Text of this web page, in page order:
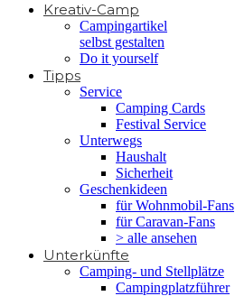
Kreativ-Camp
Campingartikel
selbst gestalten
Do it yourself
Tipps
Service
Camping Cards
Festival Service
Unterwegs
Haushalt
Sicherheit
Geschenkideen
für Wohnmobil-Fans
für Caravan-Fans
> alle ansehen
Unterkünfte
Camping- und Stellplätze
Campingplatzführer